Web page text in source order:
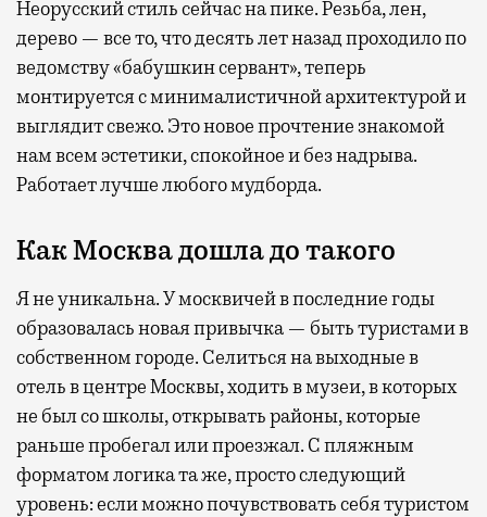
Неорусский стиль сейчас на пике. Резьба, лен,
дерево — все то, что десять лет назад проходило по
ведомству «бабушкин сервант», теперь
монтируется с минималистичной архитектурой и
выглядит свежо. Это новое прочтение знакомой
нам всем эстетики, спокойное и без надрыва.
Работает лучше любого мудборда.
Как Москва дошла до такого
Я не уникальна. У москвичей в последние годы
образовалась новая привычка — быть туристами в
собственном городе. Селиться на выходные в
отель в центре Москвы, ходить в музеи, в которых
не был со школы, открывать районы, которые
раньше пробегал или проезжал. С пляжным
форматом логика та же, просто следующий
уровень: если можно почувствовать себя туристом